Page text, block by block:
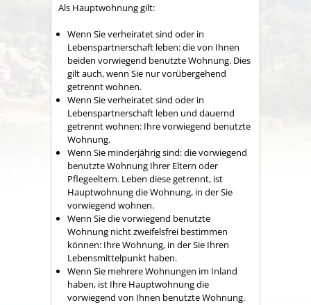
Als Hauptwohnung gilt:
Wenn Sie verheiratet sind oder in
Lebenspartnerschaft leben: die von Ihnen
beiden vorwiegend benutzte Wohnung. Dies
gilt auch, wenn Sie nur vorübergehend
getrennt wohnen.
Wenn Sie verheiratet sind oder in
Lebenspartnerschaft leben und dauernd
getrennt wohnen: Ihre vorwiegend benutzte
Wohnung.
Wenn Sie minderjährig sind: die vorwiegend
benutzte Wohnung Ihrer Eltern oder
Pflegeeltern. Leben diese getrennt, ist
Hauptwohnung die Wohnung, in der Sie
vorwiegend wohnen.
Wenn Sie die vorwiegend benutzte
Wohnung nicht zweifelsfrei bestimmen
können: Ihre Wohnung, in der Sie Ihren
Lebensmittelpunkt haben.
Wenn Sie mehrere Wohnungen im Inland
haben, ist Ihre Hauptwohnung die
vorwiegend von Ihnen benutzte Wohnung.